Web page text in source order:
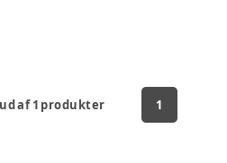
ud af 1 produkter 1